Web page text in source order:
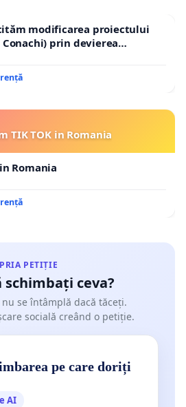
modificarea proiectului
Conachi) prin devierea
TIK TOK in Romania
Romania
PETIȚIE
schimbați ceva?
se întâmplă dacă tăceți.
socială creând o petiție.
pe care doriți
AI